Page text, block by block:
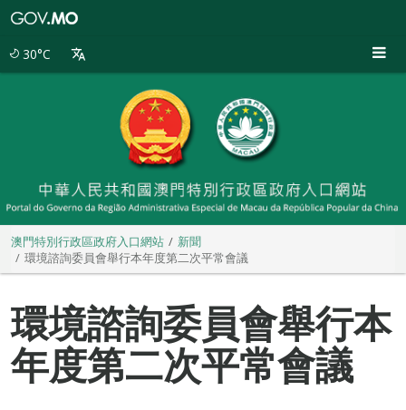
30°C
澳門特別行政區政府入口網站
新聞
環境諮詢委員會舉行本年度第二次平常會議
環境諮詢委員會舉行本
年度第二次平常會議